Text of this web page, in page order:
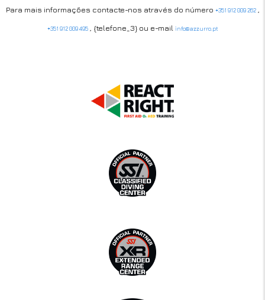
Para mais informações contacte-nos através do número +351 912 009 262,
+351 912 009 495, {telefone_3} ou e-mail info@azzurro.pt